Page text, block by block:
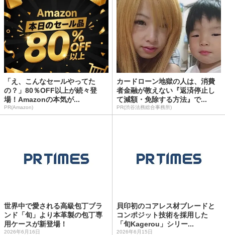
「え、こんなセールやってた
の？」80％OFF以上が続々登
場！Amazonの本気が...
PR(Amazon)
カードローン地獄の人は、消費
者金融が教えない『返済停止し
て減額・免除する方法』で...
PR(渋谷法務総合事務所)
世界中で愛される高級包丁ブラ
ンド「旬」より本革製の包丁専
用ケースが新登場！
2026年6月16日
貝印初のコアレス材ブレードと
コンポジット技術を採用した
「旬Kagerou」シリー...
2026年6月15日